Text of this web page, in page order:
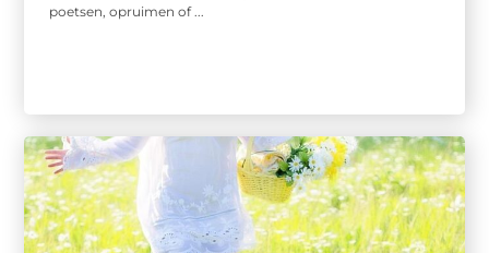
poetsen, opruimen of ...